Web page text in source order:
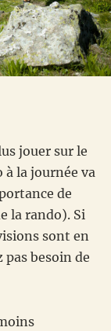
jouer sur le
la journée va
de
la rando). Si
sont en
pas besoin de